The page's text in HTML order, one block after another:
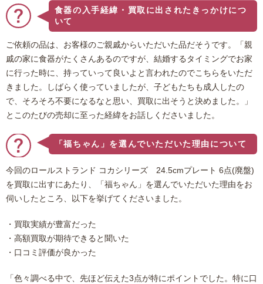
食器の入手経緯・買取に出されたきっかけにつ
いて
ご依頼の品は、お客様のご親戚からいただいた品だそうです。「親
戚の家に食器がたくさんあるのですが、結婚するタイミングでお家
に行った時に、持っていって良いよと言われたのでこちらをいただ
きました。しばらく使っていましたが、子どもたちも成人したの
で、そろそろ不要になるなと思い、買取に出そうと決めました。」
とこのたびの売却に至った経緯をお話しくださいました。
「福ちゃん」を選んでいただいた理由について
今回のロールストランド コカシリーズ 24.5cmプレート 6点(廃盤)
を買取に出すにあたり、「福ちゃん」を選んでいただいた理由をお
伺いしたところ、以下を挙げてくださいました。
・買取実績が豊富だった
・高額買取が期待できると聞いた
・口コミ評価が良かった
「色々調べる中で、先ほど伝えた3点が特にポイントでした。特に口